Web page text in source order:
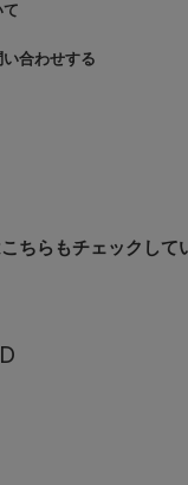
合わせする
ちらもチェックして